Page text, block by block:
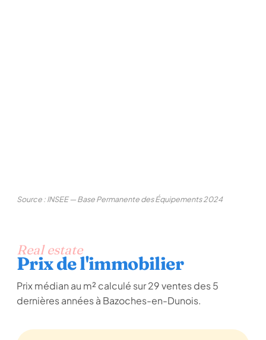
Source : INSEE — Base Permanente des Équipements 2024
Real estate
Prix de l'immobilier
Prix médian au m² calculé sur 29 ventes des 5
dernières années à Bazoches-en-Dunois.